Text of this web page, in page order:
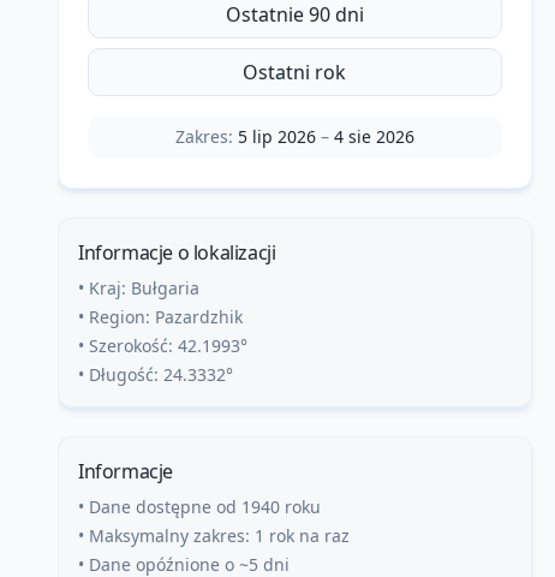
Ostatnie 90 dni
Ostatni rok
Zakres: 5 lip 2026– 4 sie 2026
Informacje o lokalizacji
• Kraj: Bułgaria
• Region: Pazardzhik
• Szerokość: 42.1993°
• Długość: 24.3332°
Informacje
• Dane dostępne od 1940 roku
• Maksymalny zakres: 1 rok na raz
• Dane opóźnione o ~5 dni